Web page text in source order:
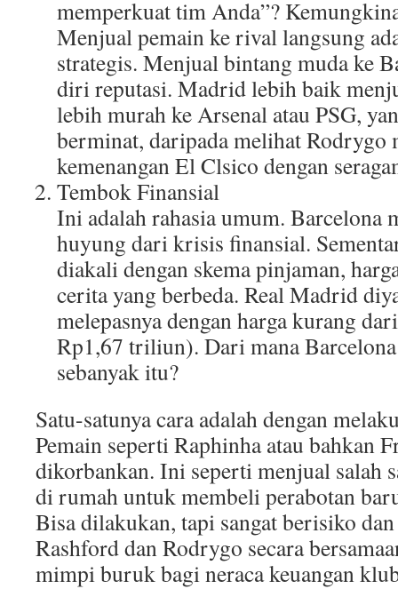
memperkuat tim Anda”?
Menjual pemain ke rival langsung
strategis. Menjual bintang muda ke
diri reputasi. Madrid lebih baik
lebih murah ke Arsenal atau PSG,
berminat, daripada melihat Rodrygo
kemenangan El Clsico dengan
Tembok Finansial
Ini adalah rahasia umum. Barcelona
huyung dari krisis finansial.
diakali dengan skema pinjaman,
cerita yang berbeda. Real Madrid
melepasnya dengan harga kurang
Rp1,67 triliun). Dari mana
sebanyak itu?
Satu-satunya cara adalah dengan
Pemain seperti Raphinha atau bahkan
dikorbankan. Ini seperti menjual salah
di rumah untuk membeli perabotan
Bisa dilakukan, tapi sangat berisiko
Rashford dan Rodrygo secara
mimpi buruk bagi neraca keuangan